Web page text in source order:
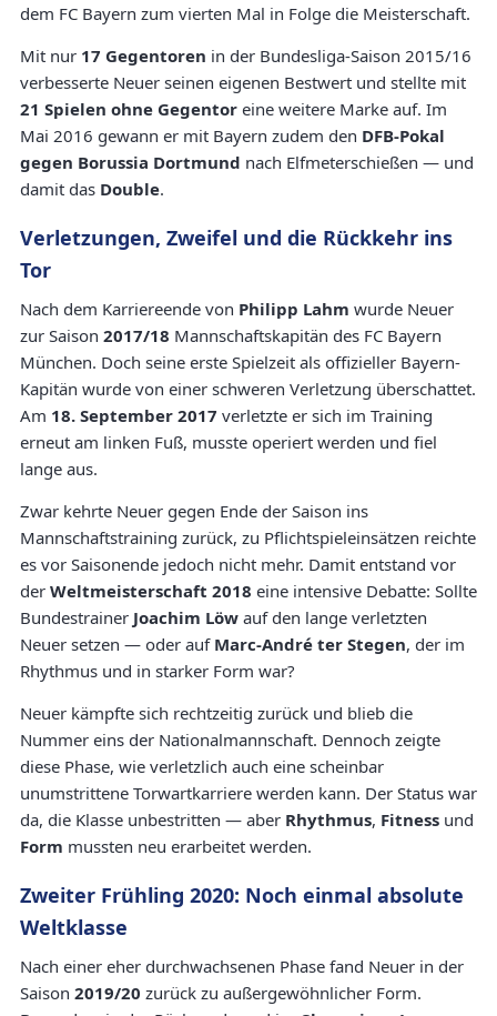
dem FC Bayern zum vierten Mal in Folge die Meisterschaft.
Mit nur 17 Gegentoren in der Bundesliga-Saison 2015/16
verbesserte Neuer seinen eigenen Bestwert und stellte mit
21 Spielen ohne Gegentor eine weitere Marke auf. Im
Mai 2016 gewann er mit Bayern zudem den DFB-Pokal
gegen Borussia Dortmund nach Elfmeterschießen — und
damit das Double.
Verletzungen, Zweifel und die Rückkehr ins
Tor
Nach dem Karriereende von Philipp Lahm wurde Neuer
zur Saison 2017/18 Mannschaftskapitän des FC Bayern
München. Doch seine erste Spielzeit als offizieller Bayern-
Kapitän wurde von einer schweren Verletzung überschattet.
Am 18. September 2017 verletzte er sich im Training
erneut am linken Fuß, musste operiert werden und fiel
lange aus.
Zwar kehrte Neuer gegen Ende der Saison ins
Mannschaftstraining zurück, zu Pflichtspieleinsätzen reichte
es vor Saisonende jedoch nicht mehr. Damit entstand vor
der Weltmeisterschaft 2018 eine intensive Debatte: Sollte
Bundestrainer Joachim Löw auf den lange verletzten
Neuer setzen — oder auf Marc-André ter Stegen, der im
Rhythmus und in starker Form war?
Neuer kämpfte sich rechtzeitig zurück und blieb die
Nummer eins der Nationalmannschaft. Dennoch zeigte
diese Phase, wie verletzlich auch eine scheinbar
unumstrittene Torwartkarriere werden kann. Der Status war
da, die Klasse unbestritten — aber Rhythmus, Fitness und
Form mussten neu erarbeitet werden.
Zweiter Frühling 2020: Noch einmal absolute
Weltklasse
Nach einer eher durchwachsenen Phase fand Neuer in der
Saison 2019/20 zurück zu außergewöhnlicher Form.